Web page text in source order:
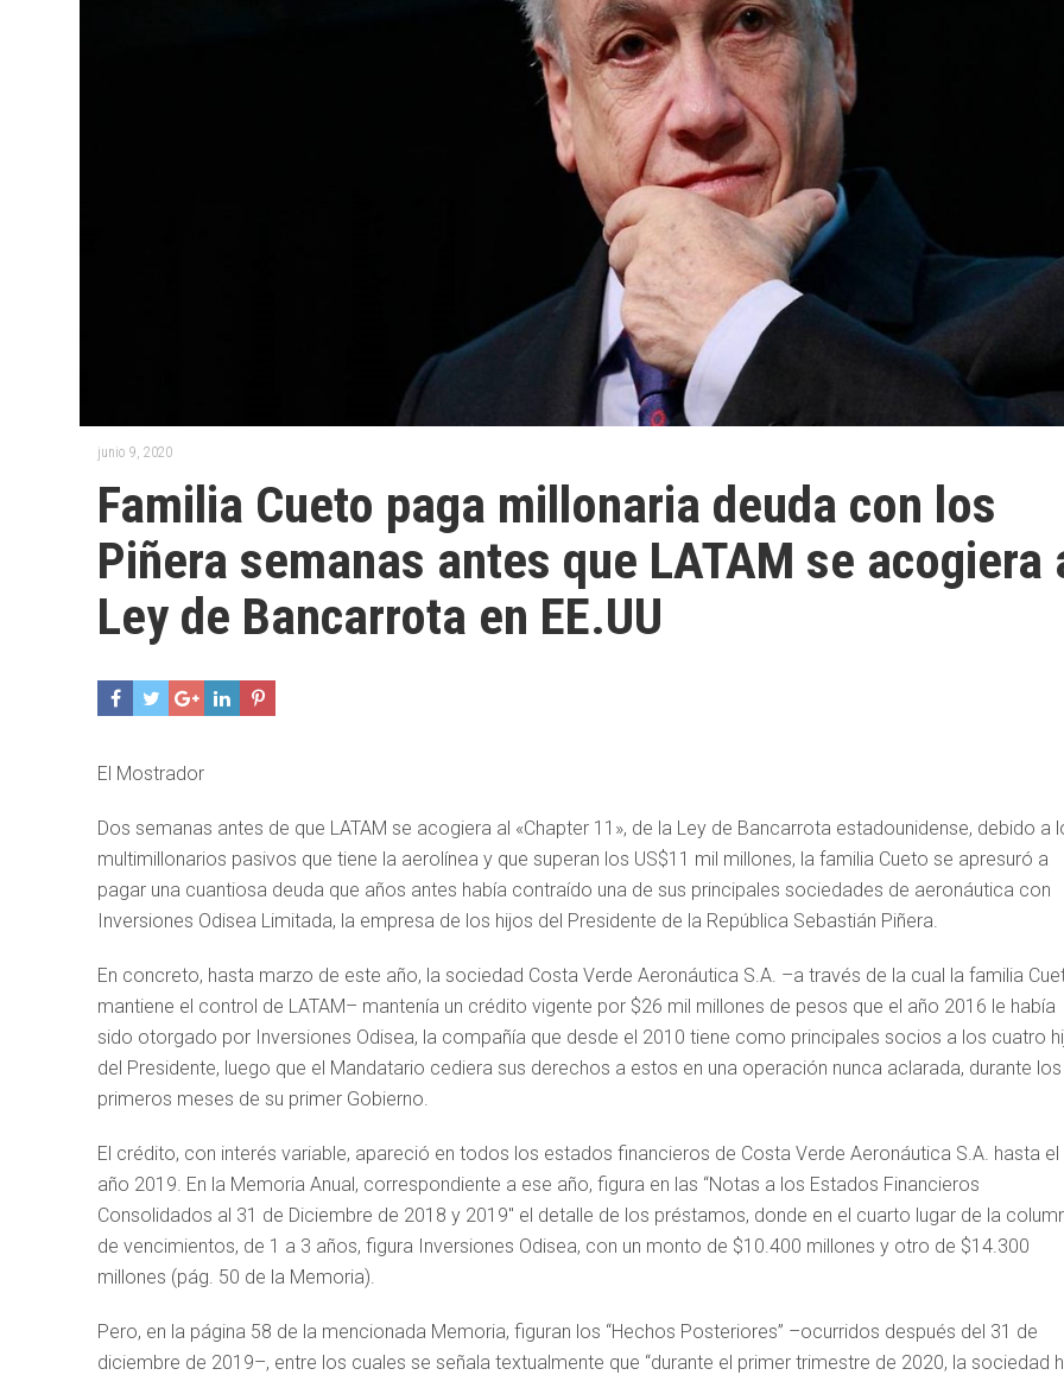
junio 9, 2020
Familia Cueto paga millonaria deuda con los
Piñera semanas antes que LATAM se acogiera
Ley de Bancarrota en EE.UU
El Mostrador
Dos semanas antes de que LATAM se acogiera al «Chapter 11», de la Ley de Bancarrota estadounidense, debido a
multimillonarios pasivos que tiene la aerolínea y que superan los US$11 mil millones, la familia Cueto se apresuró a
pagar una cuantiosa deuda que años antes había contraído una de sus principales sociedades de aeronáutica con
Inversiones Odisea Limitada, la empresa de los hijos del Presidente de la República Sebastián Piñera.
En concreto, hasta marzo de este año, la sociedad Costa Verde Aeronáutica S.A. –a través de la cual la familia
mantiene el control de LATAM– mantenía un crédito vigente por $26 mil millones de pesos que el año 2016 le había
sido otorgado por Inversiones Odisea, la compañía que desde el 2010 tiene como principales socios a los cuatro
del Presidente, luego que el Mandatario cediera sus derechos a estos en una operación nunca aclarada, durante los
primeros meses de su primer Gobierno.
El crédito, con interés variable, apareció en todos los estados financieros de Costa Verde Aeronáutica S.A. hasta el
año 2019. En la Memoria Anual, correspondiente a ese año, figura en las “Notas a los Estados Financieros
Consolidados al 31 de Diciembre de 2018 y 2019″ el detalle de los préstamos, donde en el cuarto lugar de la
de vencimientos, de 1 a 3 años, figura Inversiones Odisea, con un monto de $10.400 millones y otro de $14.300
millones (pág. 50 de la Memoria).
Pero, en la página 58 de la mencionada Memoria, figuran los “Hechos Posteriores” –ocurridos después del 31 de
diciembre de 2019–, entre los cuales se señala textualmente que “durante el primer trimestre de 2020, la sociedad